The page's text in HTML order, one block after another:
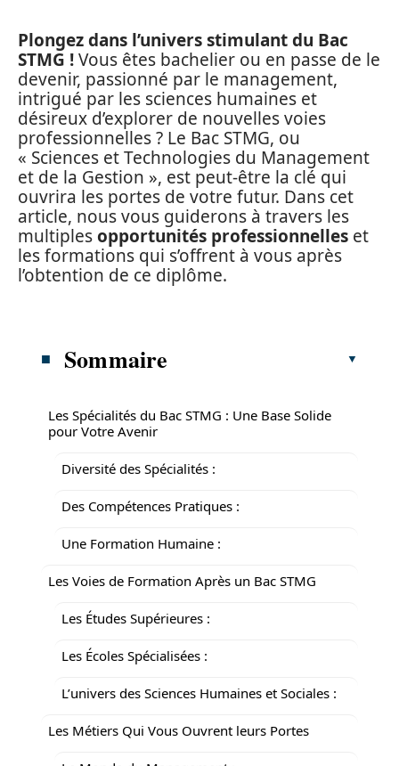
Plongez dans l’univers stimulant du Bac
STMG !Vous êtes bachelier ou en passe de le
devenir, passionné par le management,
intrigué par les sciences humaines et
désireux d’explorer de nouvelles voies
professionnelles ? Le Bac STMG, ou
« Sciences et Technologies du Management
et de la Gestion », est peut-être la clé qui
ouvrira les portes de votre futur. Dans cet
article, nous vous guiderons à travers les
multiplesopportunités professionnelles et
les formations qui s’offrent à vous après
l’obtention de ce diplôme.
Sommaire
Les Spécialités du Bac STMG : Une Base Solide
pour Votre Avenir
Diversité des Spécialités :
Des Compétences Pratiques :
Une Formation Humaine :
Les Voies de Formation Après un Bac STMG
Les Études Supérieures :
Les Écoles Spécialisées :
L’univers des Sciences Humaines et Sociales :
Les Métiers Qui Vous Ouvrent leurs Portes